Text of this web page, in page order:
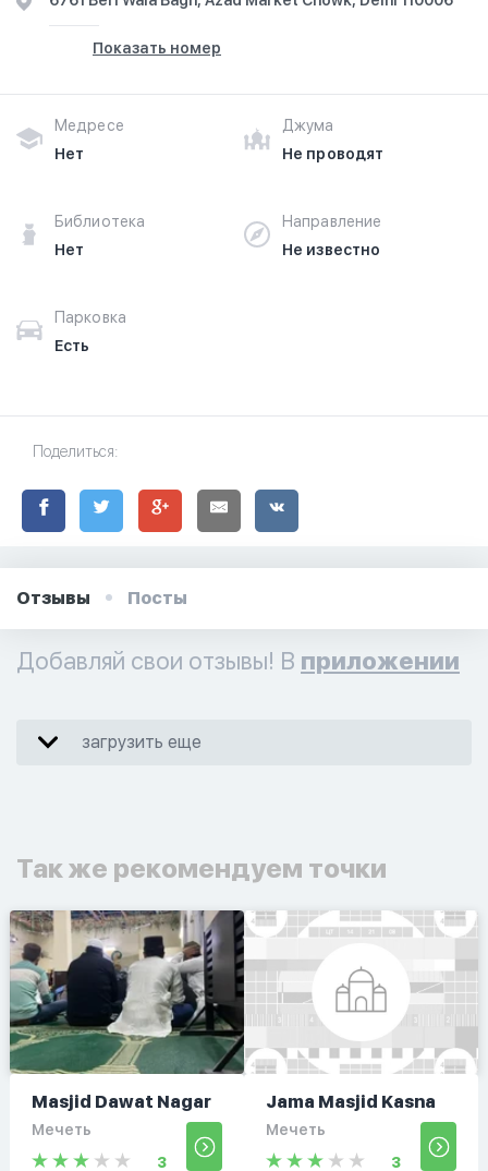
Показать номер
Медресе
Нет
Джума
Не проводят
Библиотека
Нет
Направление
Не известно
Парковка
Есть
Поделиться:
Отзывы Посты
Добавляй свои отзывы! В приложении
загрузить еще
Так же рекомендуем точки
Masjid Dawat Nagar
Мечеть
3
Jama Masjid Kasna
Мечеть
3